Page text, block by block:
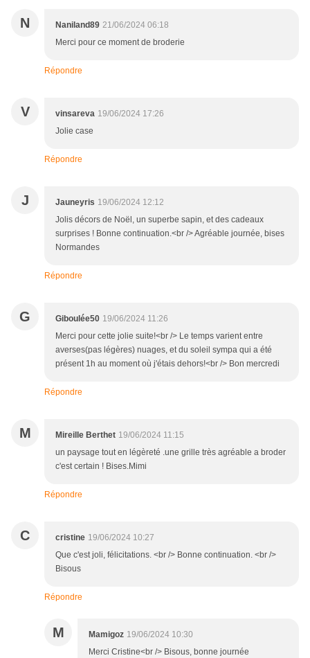
N Naniland89 21/06/2024 06:18
Merci pour ce moment de broderie
Répondre
V vinsareva 19/06/2024 17:26
Jolie case
Répondre
J Jauneyris 19/06/2024 12:12
Jolis décors de Noël, un superbe sapin, et des cadeaux
surprises ! Bonne continuation.<br /> Agréable journée, bises
Normandes
Répondre
G Giboulée50 19/06/2024 11:26
Merci pour cette jolie suite!<br /> Le temps varient entre
averses(pas légères) nuages, et du soleil sympa qui a été
présent 1h au moment où j'étais dehors!<br /> Bon mercredi
Répondre
M Mireille Berthet 19/06/2024 11:15
un paysage tout en légèreté .une grille très agréable a broder
c'est certain ! Bises.Mimi
Répondre
C cristine 19/06/2024 10:27
Que c'est joli, félicitations. <br /> Bonne continuation. <br />
Bisous
Répondre
M Mamigoz 19/06/2024 10:30
Merci Cristine<br /> Bisous, bonne journée